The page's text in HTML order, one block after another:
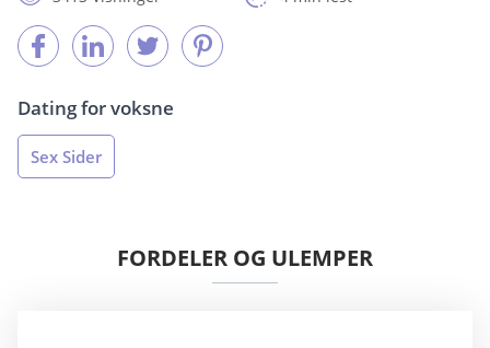
Dating for voksne
Sex Sider
FORDELER OG ULEMPER